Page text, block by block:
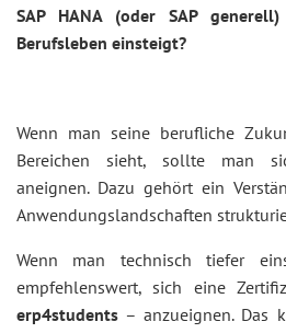
SAP HANA (oder SAP
Berufsleben einsteigt?
Wenn man seine berufliche
Bereichen sieht, sollte man
aneignen. Dazu gehört ein
Anwendungslandschaften
Wenn man technisch tiefer
empfehlenswert, sich eine
erp4students – anzueignen. Das